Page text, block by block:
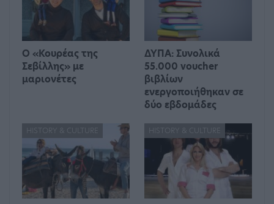
Ο «Κουρέας της
Σεβίλλης» με
μαριονέτες
ΔΥΠΑ: Συνολικά
55.000 voucher
βιβλίων
ενεργοποιήθηκαν σε
δύο εβδομάδες
HISTORY & CULTURE HISTORY & CULTURE